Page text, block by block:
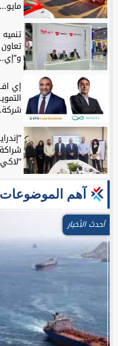
مايو...
إي
آهم الموضوعات
أحدث الأخبار